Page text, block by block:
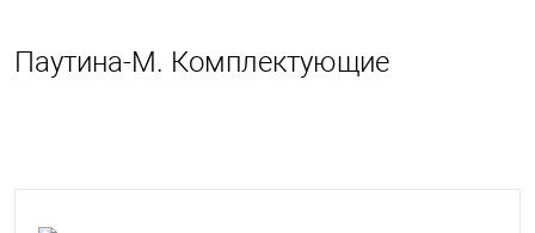
Паутина-М. Комплектующие